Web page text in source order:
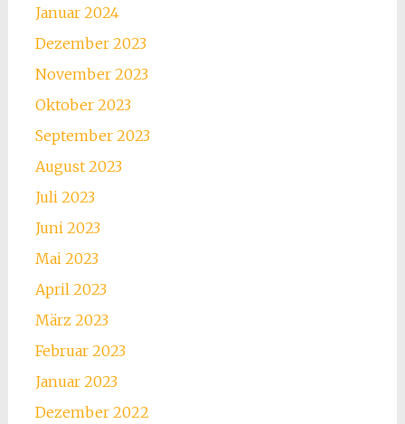
Januar 2024
Dezember 2023
November 2023
Oktober 2023
September 2023
August 2023
Juli 2023
Juni 2023
Mai 2023
April 2023
März 2023
Februar 2023
Januar 2023
Dezember 2022